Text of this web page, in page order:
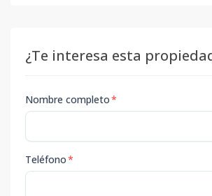
¿Te interesa esta
Nombre completo*
Teléfono*